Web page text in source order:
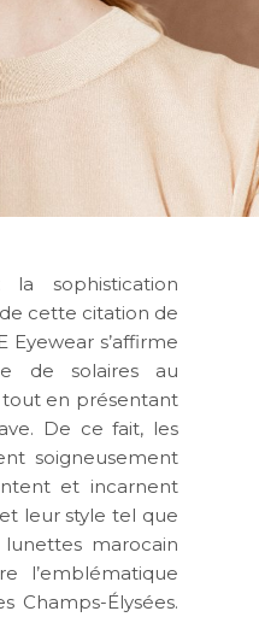
sophistication
cette citation de
Eyewear s’affirme
de solaires au
tout en présentant
De ce fait, les
soigneusement
et incarnent
leur style tel que
marocain
l’emblématique
Champs-Élysées.